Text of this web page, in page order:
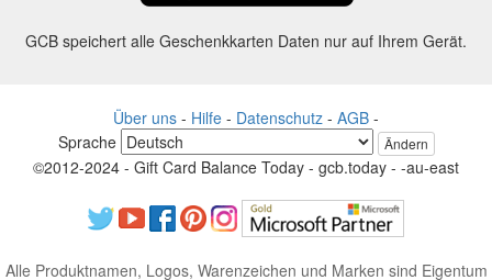
GCB speichert alle Geschenkkarten Daten nur auf Ihrem Gerät.
Über uns - Hilfe - Datenschutz - AGB -
Sprache
Ändern
©2012-2024 - Gift Card Balance Today - gcb.today - -au-east
Alle Produktnamen, Logos, Warenzeichen und Marken sind Eigentum